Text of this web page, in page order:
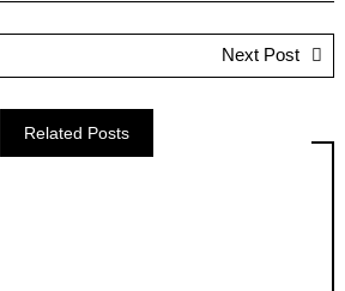
Next Post
Related Posts